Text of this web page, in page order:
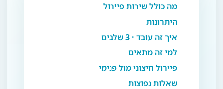
מה כולל שירות פיירול
היתרונות
איך זה עובד · 3 שלבים
למי זה מתאים
פיירול חיצוני מול פנימי
שאלות נפוצות